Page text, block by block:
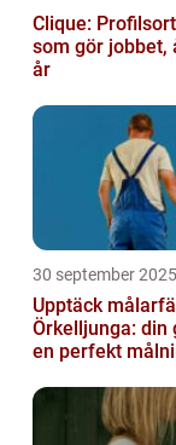
Clique:
som gör jobbet,
år
30 september 2025
Upptäck
Örkelljunga: din
en perfekt